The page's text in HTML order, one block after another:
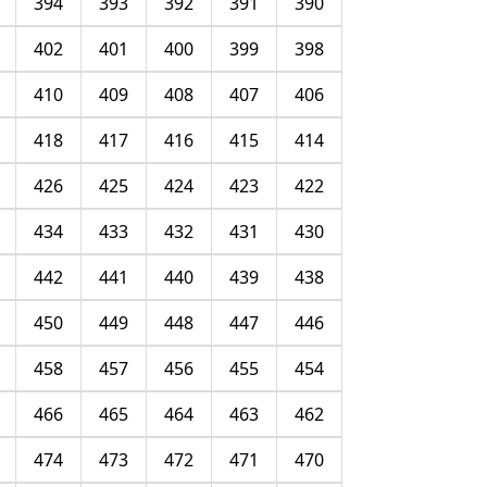
398
399
400
401
402
406
407
408
409
410
414
415
416
417
418
422
423
424
425
426
430
431
432
433
434
438
439
440
441
442
446
447
448
449
450
454
455
456
457
458
462
463
464
465
466
470
471
472
473
474